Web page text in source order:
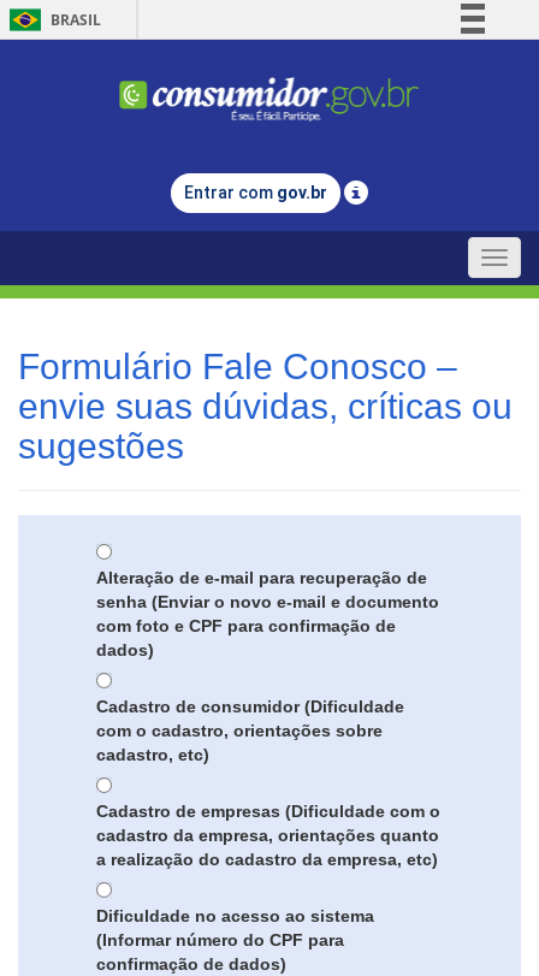
BRASIL
Comunica BR
Legislação
Entrar com gov.br
Toggle
Formulário Fale Conosco –
envie suas dúvidas, críticas ou
sugestões
Alteração de e-mail para recuperação de
senha (Enviar o novo e-mail e documento
com foto e CPF para confirmação de
dados)
Cadastro de consumidor (Dificuldade
com o cadastro, orientações sobre
cadastro, etc)
Cadastro de empresas (Dificuldade com o
cadastro da empresa, orientações quanto
a realização do cadastro da empresa, etc)
Dificuldade no acesso ao sistema
(Informar número do CPF para
confirmação de dados)